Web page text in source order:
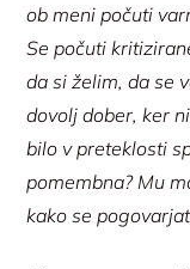
ob meni počuti
Se počuti
da si želim, da se
dovolj dober, ker
bilo v preteklosti
pomembna? Mu
kako se